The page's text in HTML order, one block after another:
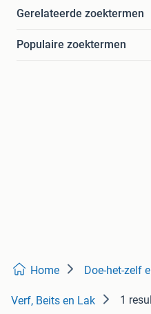
Gerelateerde zoektermen
Populaire zoektermen
Home Doe-het-zelf
Verf, Beits en Lak 1